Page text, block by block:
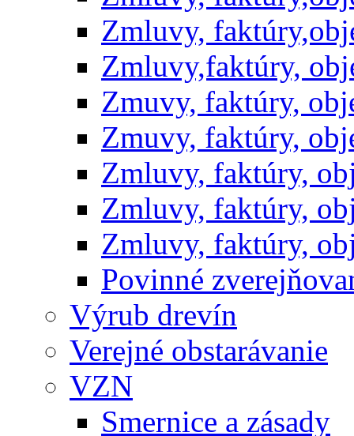
Zmluvy,
Zmluvy,faktúry,
Zmuvy, faktúry,
Zmuvy, faktúry,
Zmluvy, faktúry,
Zmluvy, faktúry,
Zmluvy, faktúry,
Povinné
Výrub drevín
Verejné obstarávanie
VZN
Smernice a zásady